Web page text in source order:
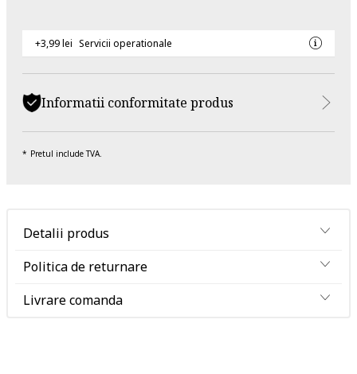
+3,99 lei Servicii operationale
Informatii conformitate produs
Pretul include TVA.
Detalii produs
Politica de returnare
Livrare comanda